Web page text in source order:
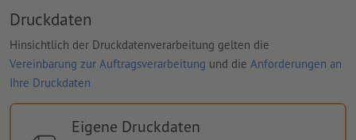
Druckdaten
Hinsichtlich der Druckdatenverarbeitung gelten die
Vereinbarung zur Auftragsverarbeitung und die Anforderungen an
Ihre Druckdaten
Eigene Druckdaten